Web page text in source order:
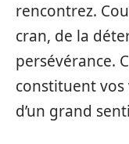
rencontrez.
cran, de la
persévérance.
constituent
d’un grand